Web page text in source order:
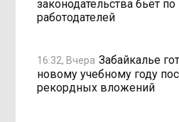
законодательства бьёт
работодателей
16:32, Вчера Забайкалье
новому учебному году
рекордных вложений